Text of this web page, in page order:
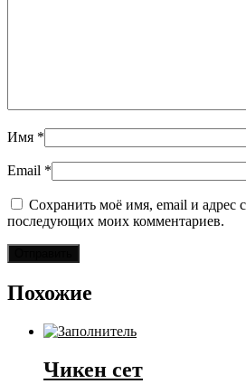
Имя *
Email *
Сохранить моё имя, email и адрес
последующих моих комментариев.
Похожие
Чикен сет